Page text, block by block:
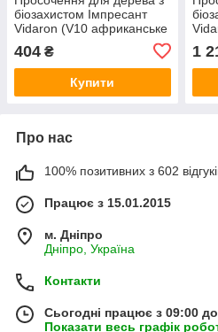
біозахистом Імпресант
Vidaron (V10 африканське
404 ₴
Купити
1
Про нас
100% позитивних з 602
Працює з 15.01.2015
м. Дніпро
Дніпро, Україна
Контакти
Сьогодні працює з 09:00
Показати весь графік